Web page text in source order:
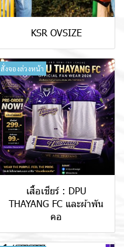
KSR OVSIZE
สั่งจองล่วงหน้า
เสื้อเชียร์ : DPU
THAYANG FC และผ้าพัน
คอ